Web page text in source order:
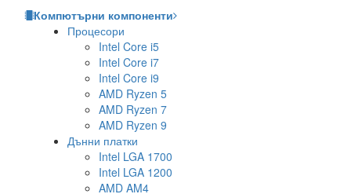
Компютърни компоненти
Процесори
Intel Core i5
Intel Core i7
Intel Core i9
AMD Ryzen 5
AMD Ryzen 7
AMD Ryzen 9
Дънни платки
Intel LGA 1700
Intel LGA 1200
AMD AM4